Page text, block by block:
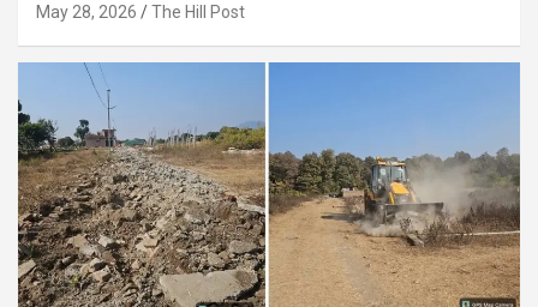
May 28, 2026 The Hill Post